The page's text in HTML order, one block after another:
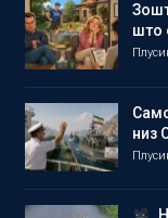
што
низ